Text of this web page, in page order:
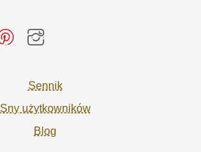
Sennik
Sny użytkowników
Blog